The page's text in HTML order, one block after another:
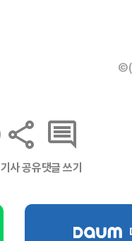
©(
기사 공유댓글 쓰기